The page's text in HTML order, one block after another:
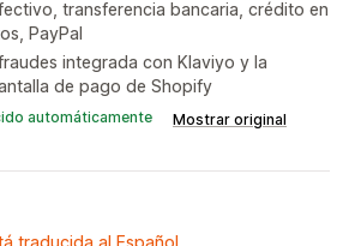
transferencia bancaria, crédito en
PayPal
integrada con Klaviyo y la
de pago de Shopify
automáticamente Mostrar original